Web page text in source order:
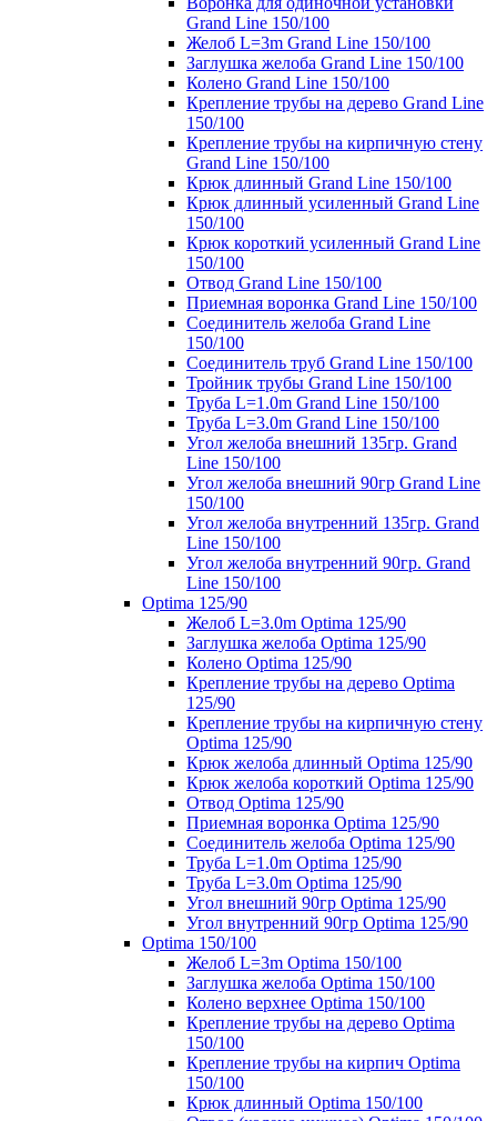
Grand Line 150/100
Желоб L=3m Grand Line 150/100
Заглушка желоба Grand Line 150/100
Колено Grand Line 150/100
Крепление трубы на дерево Grand Line
150/100
Крепление трубы на кирпичную стену
Grand Line 150/100
Крюк длинный Grand Line 150/100
Крюк длинный усиленный Grand Line
150/100
Крюк короткий усиленный Grand Line
150/100
Отвод Grand Line 150/100
Приемная воронка Grand Line 150/100
Соединитель желоба Grand Line
150/100
Соединитель труб Grand Line 150/100
Тройник трубы Grand Line 150/100
Труба L=1.0m Grand Line 150/100
Труба L=3.0m Grand Line 150/100
Угол желоба внешний 135гр. Grand
Line 150/100
Угол желоба внешний 90гр Grand Line
150/100
Угол желоба внутренний 135гр. Grand
Line 150/100
Угол желоба внутренний 90гр. Grand
Line 150/100
Optima 125/90
Желоб L=3.0m Optima 125/90
Заглушка желоба Optima 125/90
Колено Optima 125/90
Крепление трубы на дерево Optima
125/90
Крепление трубы на кирпичную стену
Optima 125/90
Крюк желоба длинный Optima 125/90
Крюк желоба короткий Optima 125/90
Отвод Optima 125/90
Приемная воронка Optima 125/90
Соединитель желоба Optima 125/90
Труба L=1.0m Optima 125/90
Труба L=3.0m Optima 125/90
Угол внешний 90гр Optima 125/90
Угол внутренний 90гр Optima 125/90
Optima 150/100
Желоб L=3m Optima 150/100
Заглушка желоба Optima 150/100
Колено верхнее Optima 150/100
Крепление трубы на дерево Optima
150/100
Крепление трубы на кирпич Optima
150/100
Крюк длинный Optima 150/100